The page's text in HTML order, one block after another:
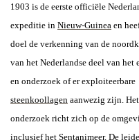
1903 is de eerste officiële
expeditie in Nieuw-Guinea en
doel de verkenning van de
van het Nederlandse deel van het
en onderzoek of er exploiteerbare
steenkoollagen aanwezig zijn. Het
onderzoek richt zich op de
inclusief het Sentanimeer. De